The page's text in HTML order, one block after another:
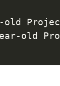
-old
-old